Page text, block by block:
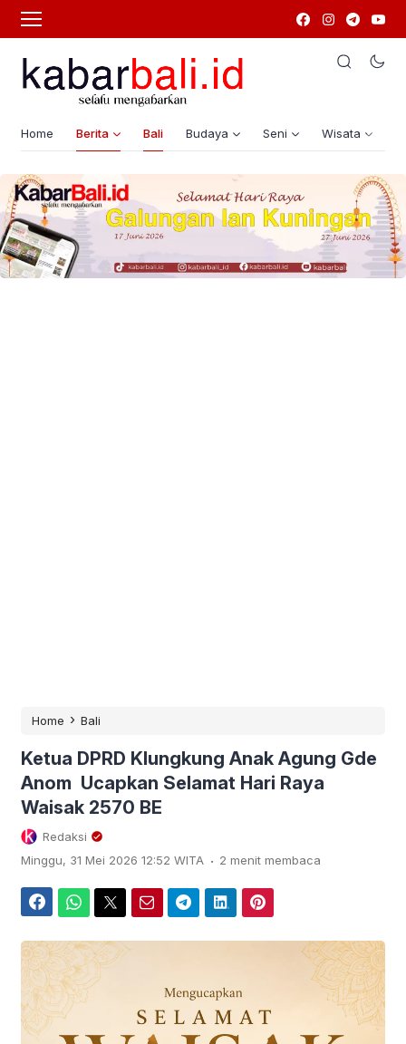
Home Berita Bali Budaya Seni Wisata
Home › Bali
Ketua DPRD Klungkung Anak Agung Gde
Anom Ucapkan Selamat Hari Raya
Waisak 2570 BE
Redaksi
Minggu, 31 Mei 2026 12:52 WITA . 2 menit membaca